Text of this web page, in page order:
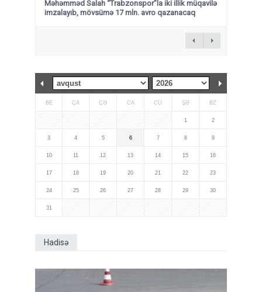
Məhəmməd Salah “Trabzonspor”la iki illik müqavilə
imzalayıb, mövsümə 17 mln. avro qazanacaq
BE ÇA ÇƏ CA CÜ ŞƏ BZ
1 2
3 4 5 6 7 8 9
10 11 12 13 14 15 16
17 18 19 20 21 22 23
24 25 26 27 28 29 30
31
Hadisə